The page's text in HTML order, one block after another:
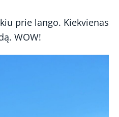
prie lango. Kiekvienas
WOW!